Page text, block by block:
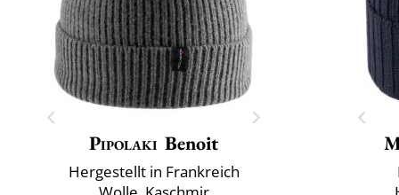
Pipolaki Benoit
Hergestellt in Frankreich